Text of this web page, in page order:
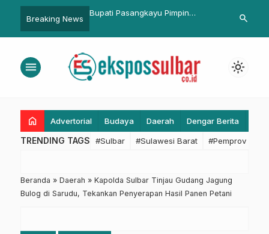
Breaking News
Segera Beroperasi, Koperasi ASN
Teknologi Digital
Peringati
Sticker
search
menu light_mode
home Advertorial Budaya Daerah Dengar Berita
TRENDING TAGS #Sulbar #Sulawesi Barat #Pemprov
Beranda » Daerah » Kapolda Sulbar Tinjau Gudang Jagung
Bulog di Sarudu, Tekankan Penyerapan Hasil Panen Petani